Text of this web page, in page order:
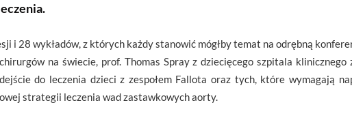
i 28 wykładów, z których każdy stanowić mógłby temat na odrębną
na świecie, prof. Thomas Spray z dziecięcego szpitala klinicznego
do leczenia dzieci z zespołem Fallota oraz tych, które wymagają
strategii leczenia wad zastawkowych aorty.